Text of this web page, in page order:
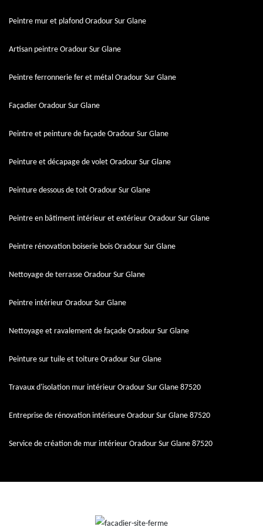
Peintre mur et plafond Oradour Sur Glane
Artisan peintre Oradour Sur Glane
Peintre ferronnerie fer et métal Oradour Sur Glane
Façadier Oradour Sur Glane
Peintre et peinture de façade Oradour Sur Glane
Peinture et décapage de volet Oradour Sur Glane
Peinture dessous de toit Oradour Sur Glane
Peintre en bâtiment intérieur et extérieur Oradour Sur Glane
Peintre rénovation boiserie bois Oradour Sur Glane
Nettoyage de terrasse Oradour Sur Glane
Peintre intérieur Oradour Sur Glane
Nettoyage et ravalement de façade Oradour Sur Glane
Peinture sur tuile et toiture Oradour Sur Glane
Travaux d'isolation mur intérieur Oradour Sur Glane 87520
Entreprise de rénovation intérieure Oradour Sur Glane 87520
Service de création de mur intérieur Oradour Sur Glane 87520